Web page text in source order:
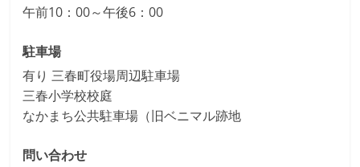
午前10：00～午後6：00
駐車場
有り 三春町役場周辺駐車場
三春小学校校庭
なかまち公共駐車場（旧ベニマル跡地
問い合わせ